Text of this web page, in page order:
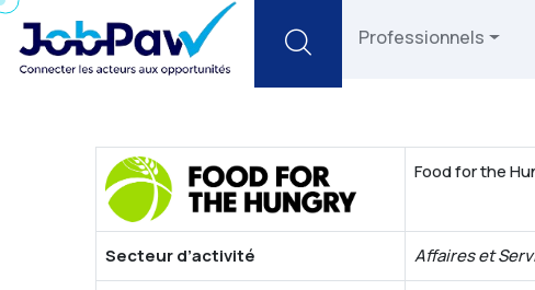
Search
Professionnels
Food for the
Secteur d’activité Affaires et